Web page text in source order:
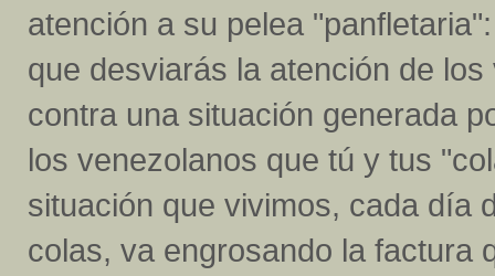
atención a su pelea
que desviarás la atención de
contra una situación generada
los venezolanos que tú y tus
situación que vivimos, cada día
colas, va engrosando la factura